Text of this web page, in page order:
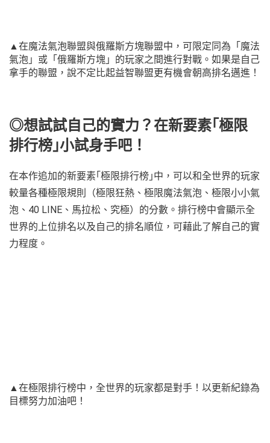
▲在魔法氣泡聯盟與俄羅斯方塊聯盟中，可限定同為「魔法
氣泡」或「俄羅斯方塊」的玩家之間進行對戰。如果是自己
拿手的聯盟，說不定比起益智聯盟更有機會朝高排名邁進！
◎想試試自己的實力？在新要素｢極限
排行榜｣小試身手吧！
在本作追加的新要素｢極限排行榜｣中，可以和全世界的玩家
較量各種極限規則（極限狂熱、極限魔法氣泡、極限小小氣
泡、40 LINE、馬拉松、究極）的分數。排行榜中會顯示全
世界的上位排名以及自己的排名順位，可藉此了解自己的實
力程度。
▲在極限排行榜中，全世界的玩家都是對手！以更新紀錄為
目標努力加油吧！